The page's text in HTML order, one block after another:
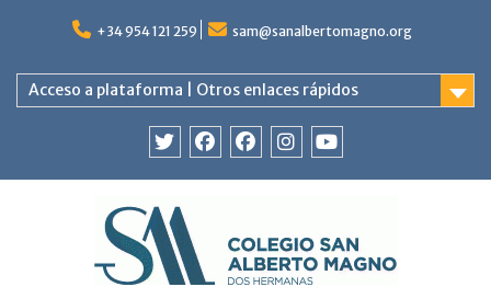
+34 954 121 259 sam@sanalbertomagno.org
Acceso a plataforma | Otros enlaces rápidos